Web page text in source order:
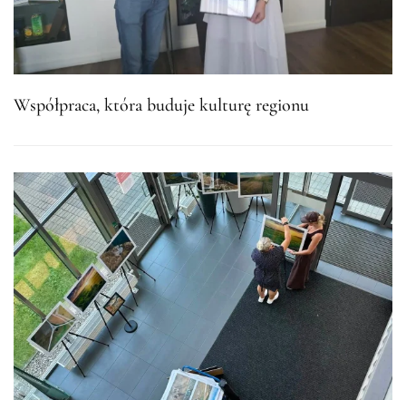
Współpraca, która buduje kulturę regionu